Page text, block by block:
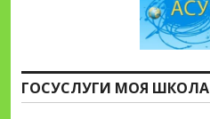
ГОСУСЛУГИ МОЯ ШКОЛА